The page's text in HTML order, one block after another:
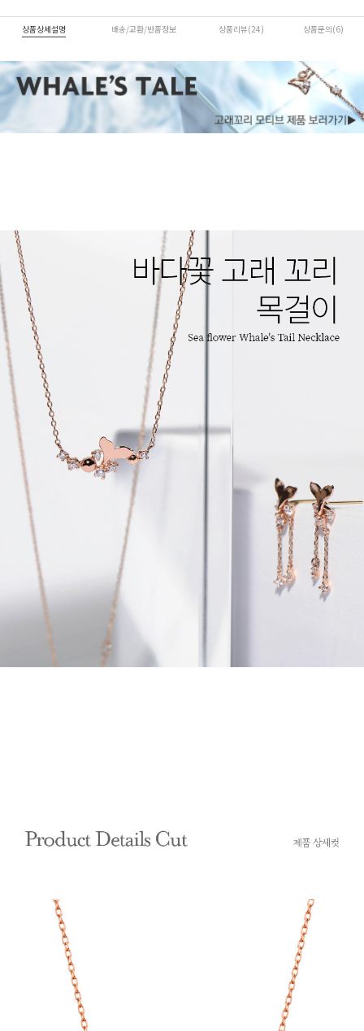
상품상세설명 배송/교환/반품정보 상품리뷰(24) 상품문의(6)